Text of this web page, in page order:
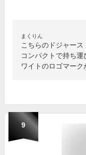
まくりん
こちらのドジャース
コンパクトで持ち
ワイトのロゴマーク
9